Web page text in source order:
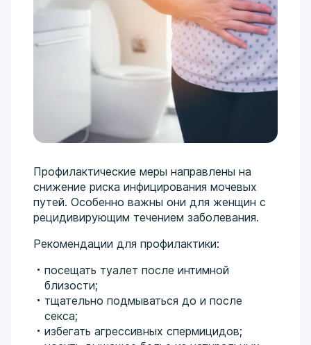
Профилактические меры направлены на
снижение риска инфицирования мочевых
путей. Особенно важны они для женщин с
рецидивирующим течением заболевания.
Рекомендации для профилактики:
посещать туалет после интимной
близости;
тщательно подмываться до и после
секса;
избегать агрессивных спермицидов;